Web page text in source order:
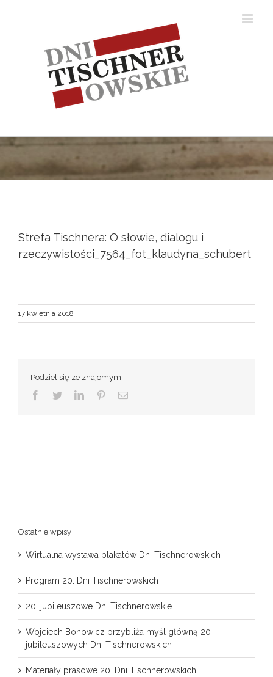
Strefa Tischnera: O słowie, dialogu i
rzeczywistości_7564_fot_klaudyna_schubert
17 kwietnia 2018
Podziel się ze znajomymi!
Facebook
TwitterLinkedInPinterestEmail
Ostatnie wpisy
Wirtualna wystawa plakatów Dni Tischnerowskich
Program 20. Dni Tischnerowskich
20. jubileuszowe Dni Tischnerowskie
Wojciech Bonowicz przybliża myśl główną 20
jubileuszowych Dni Tischnerowskich
Materiały prasowe 20. Dni Tischnerowskich